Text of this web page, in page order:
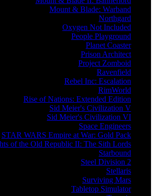
Mount & Blade: Warband
Northgard
Oxygen Not Included
People Playground
Planet Coaster
Prison Architect
Project Zomboid
Ravenfield
Rebel Inc: Escalation
RimWorld
Rise of Nations: Extended Edition
Sid Meier's Civilization V
Sid Meier's Civilization VI
Space Engineers
STAR WARS Empire at War: Gold Pack
of the Old Republic II: The Sith Lords
Starbound
Steel Division 2
Stellaris
Surviving Mars
Tabletop Simulator